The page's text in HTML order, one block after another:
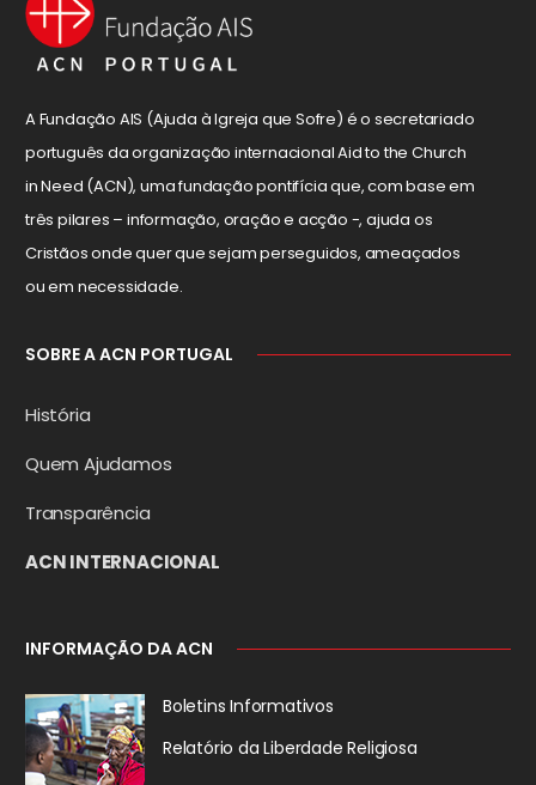
A Fundação AIS (Ajuda à Igreja que Sofre) é o secretariado
português da organização internacional Aid to the Church
in Need (ACN), uma fundação pontifícia que, com base em
três pilares – informação, oração e acção -, ajuda os
Cristãos onde quer que sejam perseguidos, ameaçados
ou em necessidade.
SOBRE A ACN PORTUGAL
História
Quem Ajudamos
Transparência
ACN INTERNACIONAL
INFORMAÇÃO DA ACN
Boletins Informativos
Relatório da Liberdade Religiosa